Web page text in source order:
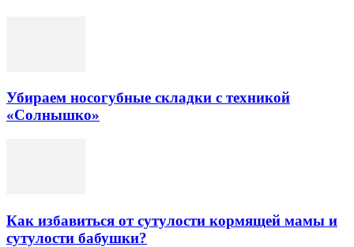
Убираем носогубные складки с техникой
«Солнышко»
Как избавиться от сутулости кормящей мамы и
сутулости бабушки?